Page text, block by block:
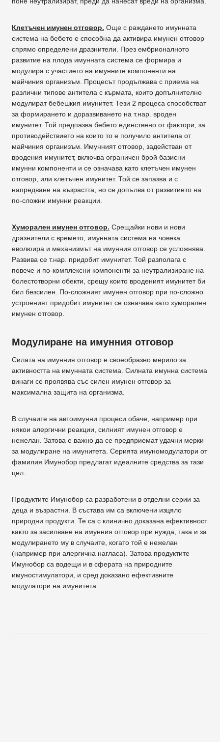
Клетъчен имунен отговор. Още с раждането имунната
система на бебето е способна да активира имунен отговор
спрямо определени дразнители. През ембрионалното
развитие на плода имунната система се формира и
модулира с участието на имунните компоненти на
майчиния организъм. Процесът продължава с приема на
различни типове антитела с кърмата, които допълнително
модулират бебешкия имунитет. Тези 2 процеса способстват
за формирането и доразвиването на т.нар. вроден
имунитет. Той предпазва бебето единствено от фактори, за
противодействието на които то е получило антитела от
майчиния организъм. Имунният отговор, задействан от
вродения имунитет, включва ограничен брой базисни
имунни компоненти и се означава като клетъчен имунен
отговор, или клетъчен имунитет. Той се запазва и с
напредване на възрастта, но се допълва от развитието на
по-сложни имунни реакции.
Хуморален имунен отговор. Срещайки нови и нови
дразнители с времето, имунната система на човека
еволюира и механизмът на имунния отговор се усложнява.
Развива се т.нар. придобит имунитет. Той разполага с
повече и по-комплексни компоненти за неутрализиране на
болестотворни обекти, срещу които вроденият имунитет би
бил безсилен. По-сложният имунен отговор при по-сложно
устроеният придобит имунитет се означава като хуморален
имунен отговор.
Модулиране на имунния отговор
Силата на имунния отговор е своеобразно мерило за
активността на имунната система. Силната имунна система
винаги се проявява със силен имунен отговор за
максимална защита на организма.
В случаите на автоимунни процеси обаче, например при
някои алергични реакции, силният имунен отговор е
нежелан. Затова е важно да се предприемат удачни мерки
за модулиране на имунитета. Серията имуномодулатори от
фамилия Имунобор предлагат идеалните средства за тази
цел.
Продуктите Имунобор са разработени в отделни серии за
деца и възрастни. В състава им са включени изцяло
природни продукти. Те са с клинично доказана ефективност
както за засилване на имунния отговор при нужда, така и за
модулирането му в случаите, когато той е нежелан
(например при алергична нагласа). Затова продуктите
Имунобор са водещи и в сферата на природните
имуностимулатори, и сред доказано ефективните
модулатори на имунитета.